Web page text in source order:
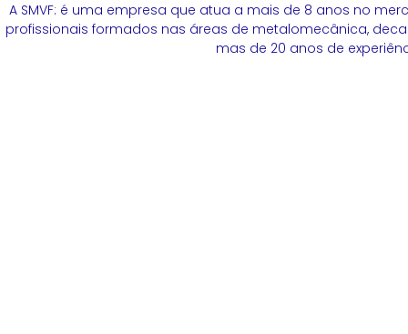
A SMVF: é uma empresa que atua a mais de 8 anos no
profissionais formados nas áreas de metalomecânica,
mas de 20 anos de